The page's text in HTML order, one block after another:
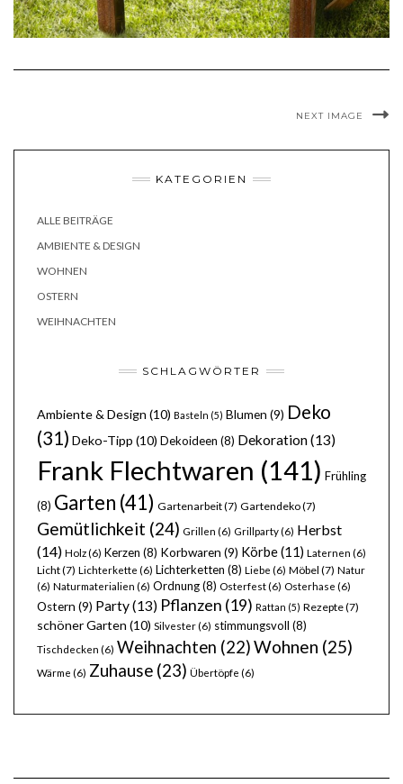
NEXT IMAGE
KATEGORIEN
ALLE BEITRÄGE
AMBIENTE & DESIGN
WOHNEN
OSTERN
WEIHNACHTEN
SCHLAGWÖRTER
Ambiente & Design (10) Basteln (5) Blumen (9) Deko
(31) Deko-Tipp (10) Dekoideen (8) Dekoration(13)
Frank Flechtwaren (141) Frühling
(8) Garten (41) Gartenarbeit(7) Gartendeko(7)
Gemütlichkeit (24) Grillen (6) Grillparty(6) Herbst
(14) Holz(6) Kerzen (8) Korbwaren (9) Körbe(11) Laternen (6)
Licht(7) Lichterkette (6) Lichterketten (8) Liebe (6) Möbel (7) Natur
(6) Naturmaterialien (6) Ordnung(8) Osterfest(6) Osterhase (6)
Ostern (9) Party(13) Pflanzen (19) Rattan (5) Rezepte(7)
schöner Garten (10) Silvester(6) stimmungsvoll (8)
Tischdecken (6) Weihnachten (22)Wohnen (25)
Wärme (6) Zuhause (23) Übertöpfe (6)